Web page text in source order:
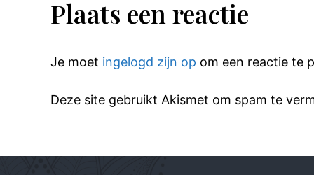
Plaats een reactie
Je moet ingelogd zijn op om een reactie te
Deze site gebruikt Akismet om spam te